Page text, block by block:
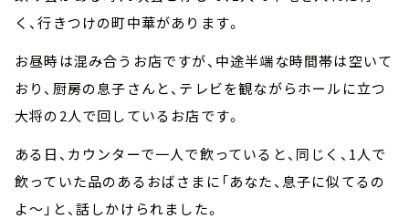
く、行きつけの町中華があります。
お昼時は混み合うお店ですが、中途半端な時間帯は空いて
おり、厨房の息子さんと、テレビを観ながらホールに立つ
大将の2人で回しているお店です。
ある日、カウンターで一人で飲っていると、同じく、1人で
飲っていた品のあるおばさまに「あなた、息子に似てるの
よ～」と、話しかけられました。